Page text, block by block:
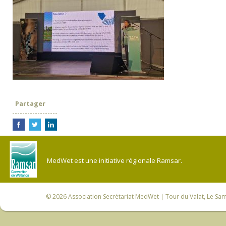
Partager
MedWet est une initiative régionale Ramsar.
© 2026Association Secrétariat MedWet | Tour du Valat, Le